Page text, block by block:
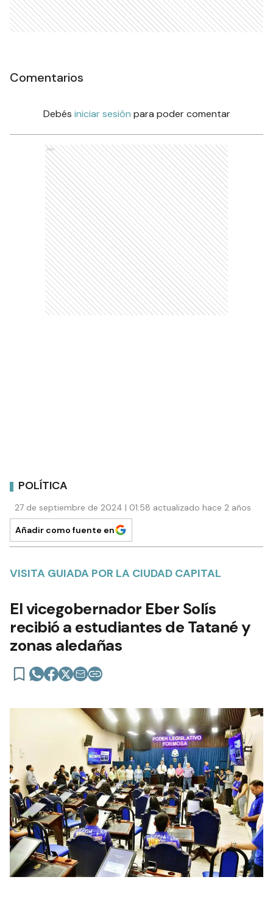
Comentarios
Debés iniciar sesión para poder comentar
Ads
POLÍTICA
27 de septiembre de 2024 | 01:58 actualizado hace 2 años
Añadir como fuente en
VISITA GUIADA POR LA CIUDAD CAPITAL
El vicegobernador Eber Solís
recibió a estudiantes de Tatané y
zonas aledañas